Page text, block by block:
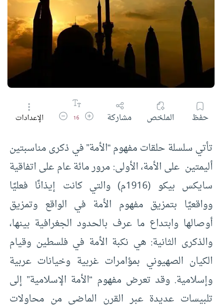
حفظ الملخص مشاركة زيادة حجم الخط
16 تقليل حجم الخط
الإعدادات
تأتي سلسلة حلقات مفهوم “الأمة” في ذكرى مناسبتين
أليمتين على الأمة، الأولى: مرور مائة عام على اتفاقية
سايكس بيكو (1916م) والتي كانت إيذانًا فعليًا
وواقعيًا بتمزيق مفهوم الأمة في الواقع وتمزيق
أوصالها وابتداع ما عرف بالحدود الجغرافية بينها،
والذكرى الثانية: هي نكبة الأمة في فلسطين وقيام
الكيان الصهيوني بمؤامرات غربية وخيانات عربية
وإسلامية. وقد تعرض مفهوم “الأمة الإسلامية” إلى
تلبيسات عديدة عبر القرن الماضي من محاولات